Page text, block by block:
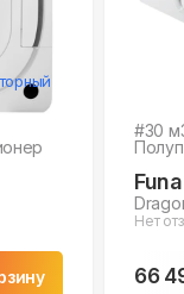
#30
Нет
66